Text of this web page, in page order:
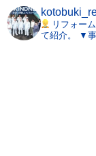
リフォー
て紹介。
▼